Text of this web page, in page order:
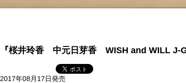
『桜井玲香 中元日芽香 WISH and WILL J-
2017年08月17日発売